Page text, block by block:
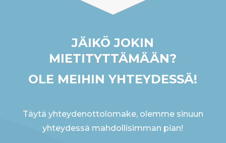
JÄIKÖ JOKIN
MIETITYTTÄMÄÄN?
OLE MEIHIN YHTEYDESSÄ!
Täytä yhteydenottolomake, olemme sinuun
yhteydessä mahdollisimman pian!